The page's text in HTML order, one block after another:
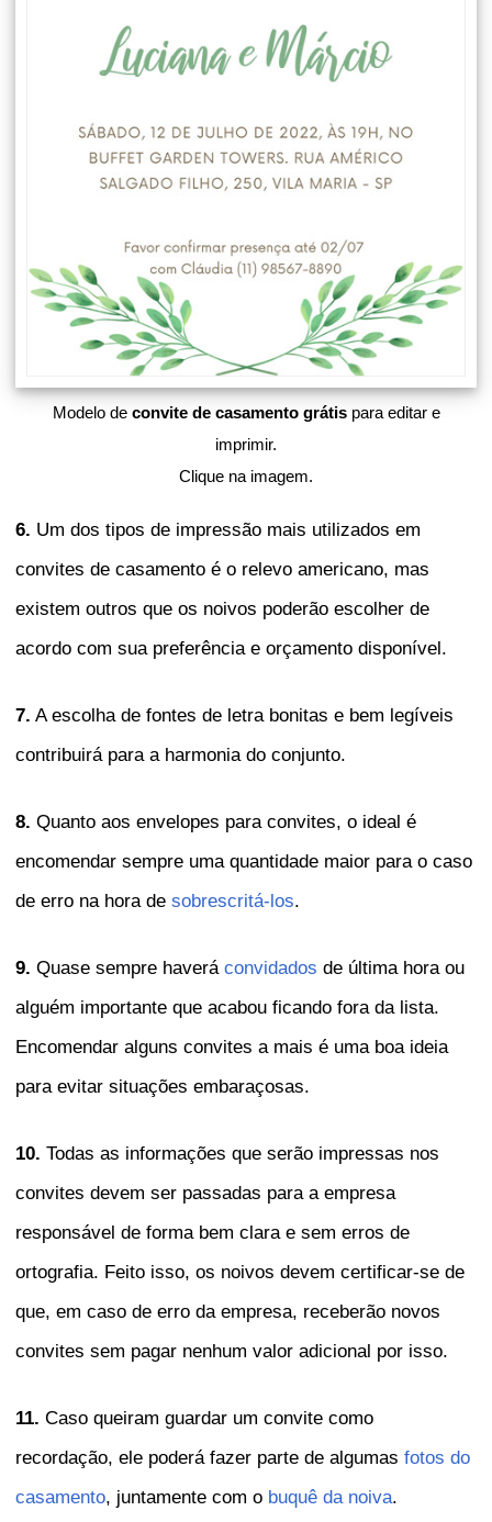
Modelo de convite de casamento grátispara editar e
imprimir.
Clique na imagem.
6. Um dos tipos de impressão mais utilizados em
convites de casamento é o relevo americano, mas
existem outros que os noivos poderão escolher de
acordo com sua preferência e orçamento disponível.
7. A escolha de fontes de letra bonitas e bem legíveis
contribuirá para a harmonia do conjunto.
8. Quanto aos envelopes para convites, o ideal é
encomendar sempre uma quantidade maior para o caso
de erro na hora desobrescritá-los.
9. Quase sempre haveráconvidados de última hora ou
alguém importante que acabou ficando fora da lista.
Encomendar alguns convites a mais é uma boa ideia
para evitar situações embaraçosas.
10. Todas as informações que serão impressas nos
convites devem ser passadas para a empresa
responsável de forma bem clara e sem erros de
ortografia. Feito isso, os noivos devem certificar-se de
que, em caso de erro da empresa, receberão novos
convites sem pagar nenhum valor adicional por isso.
11.Caso queiram guardar um convite como
recordação, ele poderá fazer parte de algumasfotos do
casamento, juntamente com o buquê da noiva.